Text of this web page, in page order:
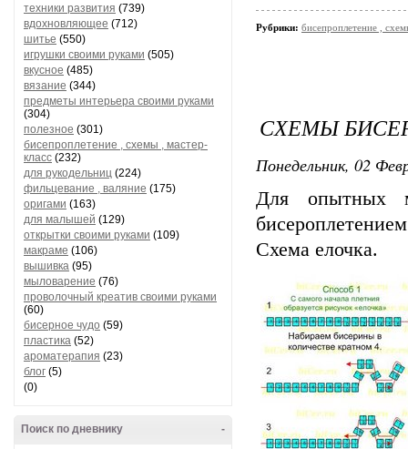
техники развития (739)
вдохновляющее (712)
шитье (550)
игрушки своими руками (505)
вкусное (485)
вязание (344)
предметы интерьера своими руками
(304)
полезное (301)
бисепроплетение , схемы , мастер-
класс (232)
для рукодельниц (224)
фильцевание , валяние (175)
оригами (163)
для малышей (129)
открытки своими руками (109)
макраме (106)
вышивка (95)
мыловарение (76)
проволочный креатив своими руками
(60)
бисерное чудо (59)
пластика (52)
ароматерапия (23)
блог (5)
(0)
-
Поиск по дневнику
Рубрики: бисепроплетение ,
СХЕМЫ
Понедельник, 02
Для опытных
Схема елочка.